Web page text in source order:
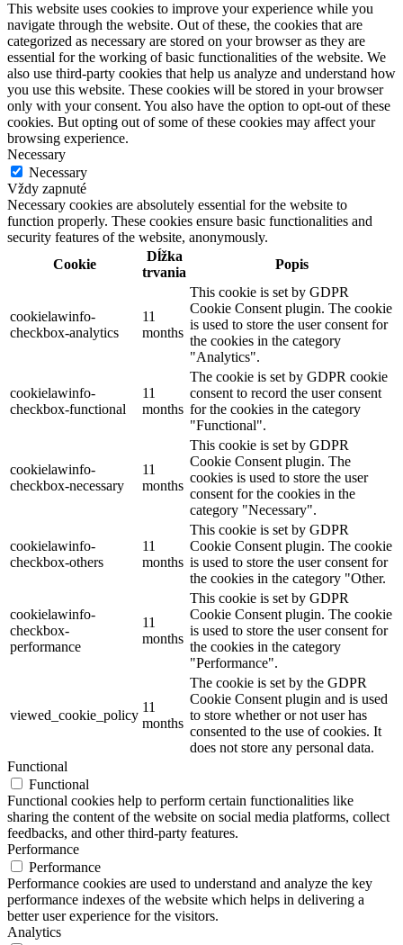
This website uses cookies to improve your experience while you
navigate through the website. Out of these, the cookies that are
categorized as necessary are stored on your browser as they are
essential for the working of basic functionalities of the website. We
also use third-party cookies that help us analyze and understand how
you use this website. These cookies will be stored in your browser
only with your consent. You also have the option to opt-out of these
cookies. But opting out of some of these cookies may affect your
browsing experience.
Necessary
Necessary
Vždy zapnuté
Necessary cookies are absolutely essential for the website to
function properly. These cookies ensure basic functionalities and
security features of the website, anonymously.
Cookie
Dĺžka
trvania
Popis
cookielawinfo-
checkbox-analytics
11
months
This cookie is set by GDPR
Cookie Consent plugin. The cookie
is used to store the user consent for
the cookies in the category
"Analytics".
cookielawinfo-
checkbox-functional
11
months
The cookie is set by GDPR cookie
consent to record the user consent
for the cookies in the category
"Functional".
cookielawinfo-
checkbox-necessary
11
months
This cookie is set by GDPR
Cookie Consent plugin. The
cookies is used to store the user
consent for the cookies in the
category "Necessary".
cookielawinfo-
checkbox-others
11
months
This cookie is set by GDPR
Cookie Consent plugin. The cookie
is used to store the user consent for
the cookies in the category "Other.
cookielawinfo-
checkbox-
performance
11
months
This cookie is set by GDPR
Cookie Consent plugin. The cookie
is used to store the user consent for
the cookies in the category
"Performance".
viewed_cookie_policy
11
months
The cookie is set by the GDPR
Cookie Consent plugin and is used
to store whether or not user has
consented to the use of cookies. It
does not store any personal data.
Functional
Functional
Functional cookies help to perform certain functionalities like
sharing the content of the website on social media platforms, collect
feedbacks, and other third-party features.
Performance
Performance
Performance cookies are used to understand and analyze the key
performance indexes of the website which helps in delivering a
better user experience for the visitors.
Analytics